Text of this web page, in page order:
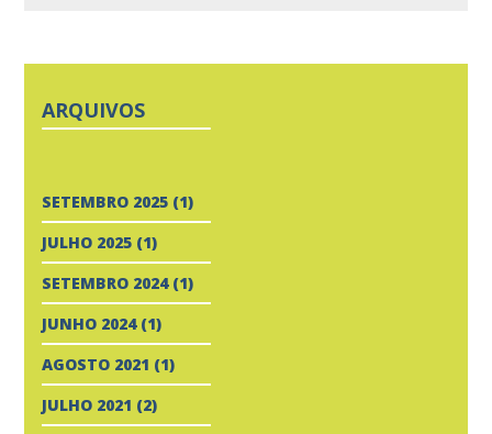
ARQUIVOS
SETEMBRO 2025 (1)
JULHO 2025 (1)
SETEMBRO 2024(1)
JUNHO 2024(1)
AGOSTO 2021 (1)
JULHO 2021 (2)